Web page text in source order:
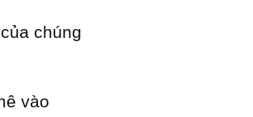
chúng
vào